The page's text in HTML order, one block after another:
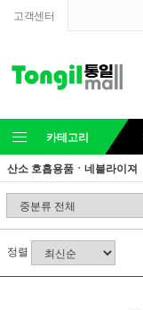
고객센터
카테고리
산소 호흡용품ㆍ네블라이져
정렬